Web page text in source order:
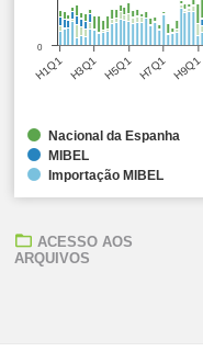
H1Q1 H3Q1 H5Q1 H7Q1 H9Q1
0
Nacional da Espanha
MIBEL
Importação MIBEL
ACESSO AOS
ARQUIVOS